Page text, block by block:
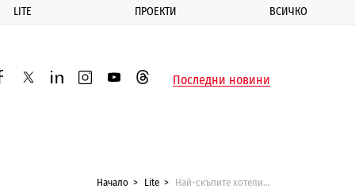
LITE ПРОЕКТИ ВСИЧКО
twitterlinkedininstagram
youtubethreadsПоследни новини
Начало Lite Най-скъпите хотели в света